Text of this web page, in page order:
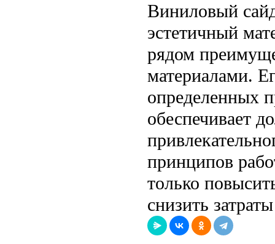
Виниловый
эстетичный
рядом
материалами.
определенных
обеспечивает
принципов
только
снизить